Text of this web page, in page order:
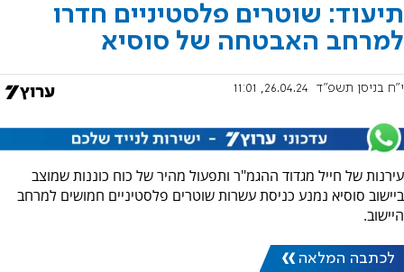
תיעוד: שוטרים פלסטיניים חדרו
למרחב האבטחה של סוסיא
י"ח בניסן תשפ"ד 26.04.24, 11:01
עירנות של חייל מגדוד ההגמ"ר ותפעול מהיר של כוח כוננות שמוצב
ביישוב סוסיא נמנע כניסת עשרות שוטרים פלסטיניים חמושים למרחב
היישוב.
לכתבה המלאה